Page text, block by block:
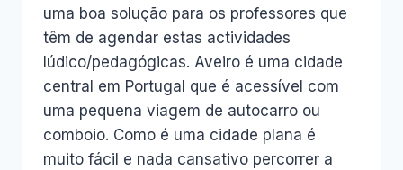
uma boa solução para os professores que
têm de agendar estas actividades
lúdico/pedagógicas. Aveiro é uma cidade
central em Portugal que é acessível com
uma pequena viagem de autocarro ou
comboio. Como é uma cidade plana é
muito fácil e nada cansativo percorrer a